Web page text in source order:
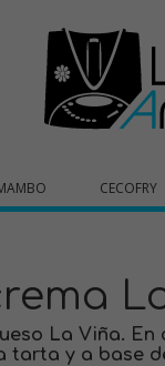
CECOFRY
La Viña. En
y a base